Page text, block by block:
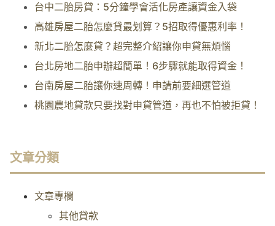
台中二胎房貸：5分鐘學會活化房產讓資金入袋
高雄房屋二胎怎麼貸最划算？5招取得優惠利率！
新北二胎怎麼貸？超完整介紹讓你申貸無煩惱
台北房地二胎申辦超簡單！6步驟就能取得資金！
台南房屋二胎讓你速周轉！申請前要細選管道
桃園農地貸款只要找對申貸管道，再也不怕被拒貸！
文章分類
文章專欄
其他貸款